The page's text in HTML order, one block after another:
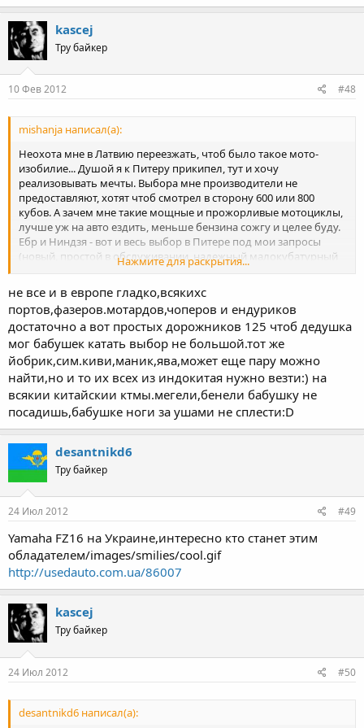
kascej
Тру байкер
10 Фев 2012 #48
mishanja написал(а):
Неохота мне в Латвию переезжать, чтоб было такое мото-
изобилие... Душой я к Питеру прикипел, тут и хочу
реализовывать мечты. Выбора мне производители не
предоставляют, хотят чтоб смотрел в сторону 600 или 800
кубов. А зачем мне такие мощные и прожорливые мотоциклы,
лучше уж на авто ездить, меньше бензина сожгу и целее буду.
Ебр и Ниндзя - вот и весь выбор в Питере под мои запросы
(новый, простой в обслуживании, надежный малокубатурный
мотоцикл, от именитого бренда, официально поставляемый в
сертификацию, пока то да се, пройдёт столько времени, что я
смогу накататься на Ебрике и подкопить на очередной
недорогой мот
Нажмите для раскрытия...
не все и в европе гладко,всякихс
портов,фазеров.мотардов,чоперов и ендуриков
достаточно а вот простых дорожников 125 чтоб дедушка
мог бабушек катать выбор не большой.тот же
йобрик,сим.киви,маник,ява,может еще пару можно
найти,но и то их всех из индокитая нужно везти:) на
всякии китайскии ктмы.мегели,бенели бабушку не
посадишь,бабушке ноги за ушами не сплести:D
desantnikd6
Тру байкер
24 Июл 2012 #49
Yamaha FZ16 на Украине,интересно кто станет этим
обладателем/images/smilies/cool.gif
http://usedauto.com.ua/86007
kascej
Тру байкер
24 Июл 2012 #50
desantnikd6 написал(а):